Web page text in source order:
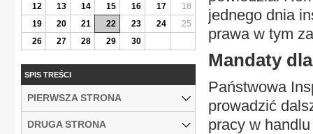
jednego dnia
prawa w tym
Mandaty
Państwowa
prowadzić
pracy w
12
13 14 15 16 17
18
19
20 21 22 23 24
25
26
27 28 29 30
SPIS TREŚCI
PIERWSZA STRONA
DRUGA STRONA